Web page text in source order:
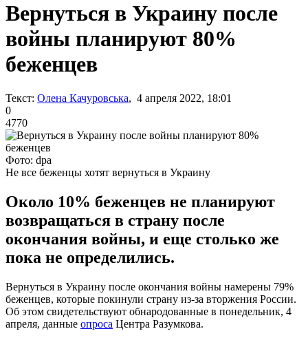
Вернуться в Украину после
войны планируют 80%
беженцев
Текст: Олена Качуровська, 4 апреля 2022, 18:01
0
4770
Фото: dpa
Не все беженцы хотят вернуться в Украину
Около 10% беженцев не планируют
возвращаться в страну после
окончания войны, и еще столько же
пока не определились.
Вернуться в Украину после окончания войны намерены 79%
беженцев, которые покинули страну из-за вторжения России.
Об этом свидетельствуют обнародованные в понедельник, 4
апреля, данные опроса Центра Разумкова.